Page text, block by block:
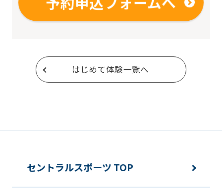
はじめて体験一覧へ
セントラルスポーツ TOP